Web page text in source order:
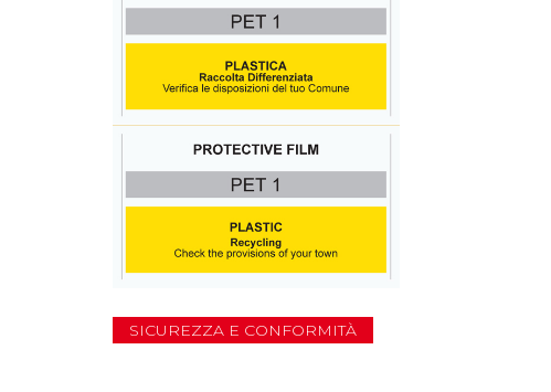
SICUREZZA E CONFORMITÀ